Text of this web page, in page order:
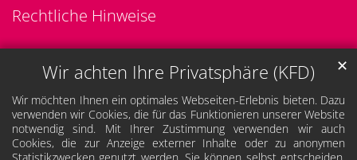
Wir achten Ihre Privatsphäre (KFD)
Wir möchten Ihnen ein optimales Webseiten-Erlebnis bieten. Dazu
verwenden wir Cookies, die für das Funktionieren unserer Website
notwendig sind. Mit Ihrer Zustimmung verwenden wir auch
Cookies, die zur Anzeige externer Inhalte oder zu anonymen
✕
Rechtliche Hinweise